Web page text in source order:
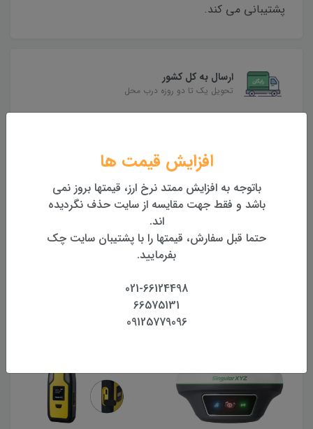
پشتیبانی می کند.
ارسال به کل کشور
تحویل یک تا دو روزه درب محل
همراه با گارانتی معتبر
بازگشت وجه بدون قید و شرط
افزایش قیمت ها
باتوجه به افزایش ممتد نرخ ارز، قیمتها بروز نمی
باشد و فقط جهت مقایسه از سایت حذف نگردیده
اند.
حتما قبل سفارش، قیمتها را با پشتیبان سایت چک
بفرمایید.
021-66124498
66575131
09125779096